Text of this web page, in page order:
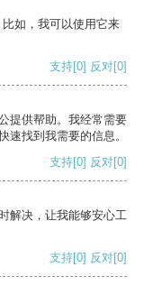
如，我可以使用它来
支持[0] 反对[0]
提供帮助。我经常需要
速找到我需要的信息。
支持[0] 反对[0]
解决，让我能够安心工
支持[0] 反对[0]